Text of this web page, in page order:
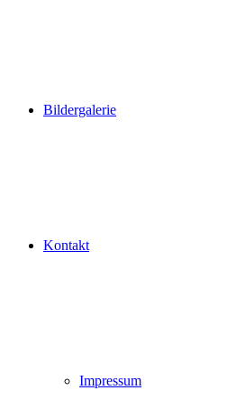
Bildergalerie
Kontakt
Impressum